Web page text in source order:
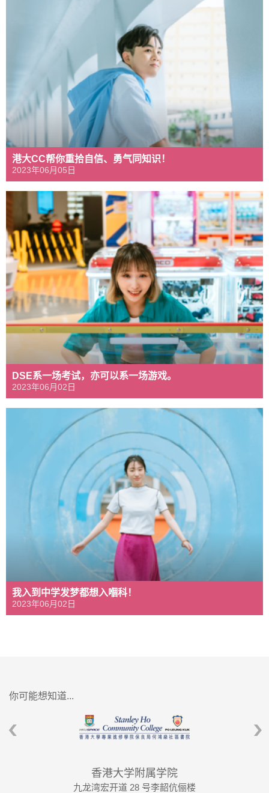
港大CC帮你重拾自信、勇气同知识！
2023年06月05日
DSE系一场考试，亦可以系一场游戏。
2023年06月02日
我入到中学发梦都想入嗰科！
2023年06月02日
你可能想知道...
香港大学附属学院
九龙湾宏开道 28 号李韶伉俪楼